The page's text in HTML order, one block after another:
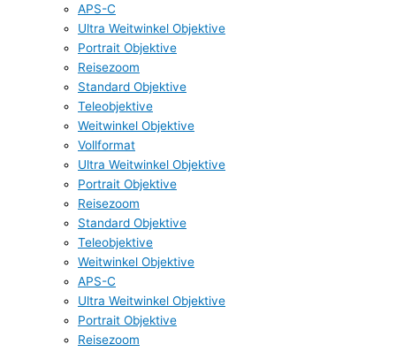
APS-C
Ultra Weitwinkel Objektive
Portrait Objektive
Reisezoom
Standard Objektive
Teleobjektive
Weitwinkel Objektive
Vollformat
Ultra Weitwinkel Objektive
Portrait Objektive
Reisezoom
Standard Objektive
Teleobjektive
Weitwinkel Objektive
APS-C
Ultra Weitwinkel Objektive
Portrait Objektive
Reisezoom